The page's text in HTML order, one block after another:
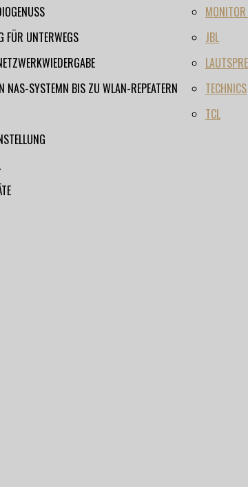
FÜR UNTERWEGS
NAS-SYSTEMN BIS ZU WLAN-REPEATERN
JBL
TECHNICS
TCL